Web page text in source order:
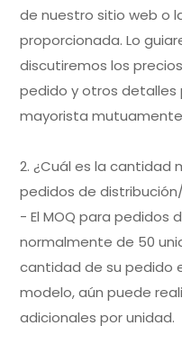
de nuestro sitio web o
proporcionada. Lo
discutiremos los
pedido y otros detalles
mayorista
2. ¿Cuál es la cantidad
pedidos de
- El MOQ para pedidos
normalmente de 50
cantidad de su pedido
modelo, aún puede
adicionales por unidad.